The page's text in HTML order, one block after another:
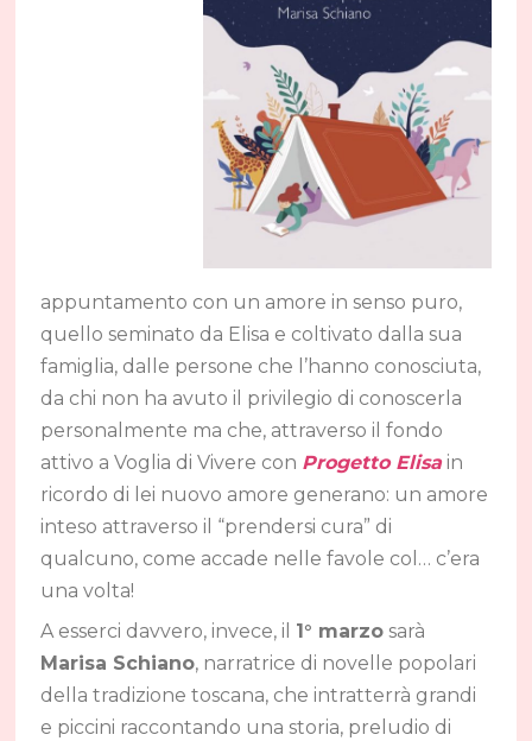
appuntamento con un amore in senso puro,
quello seminato da Elisa e coltivato dalla sua
famiglia, dalle persone che l’hanno conosciuta,
da chi non ha avuto il privilegio di conoscerla
personalmente ma che, attraverso il fondo
attivo a Voglia di Vivere con Progetto Elisain
ricordo di lei nuovo amore generano: un amore
inteso attraverso il “prendersi cura” di
qualcuno, come accade nelle favole col… c’era
una volta!
A esserci davvero, invece, il 1° marzo sarà
Marisa Schiano, narratrice di novelle popolari
della tradizione toscana, che intratterrà grandi
e piccini raccontando una storia, preludio di